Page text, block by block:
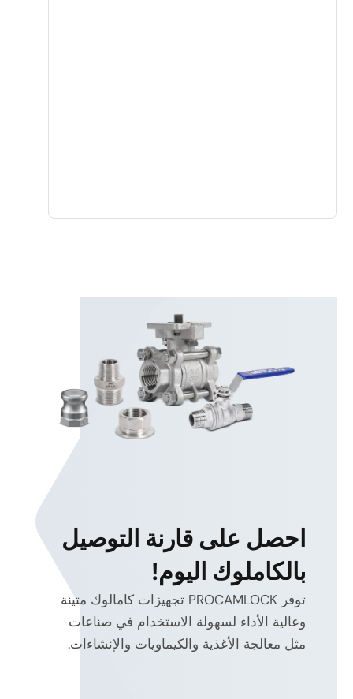
احصل على قارنة التوصيل
بالكاملوك اليوم!
توفر PROCAMLOCK تجهيزات كامالوك متينة
وعالية الأداء لسهولة الاستخدام في صناعات
مثل معالجة الأغذية والكيماويات والإنشاءات.